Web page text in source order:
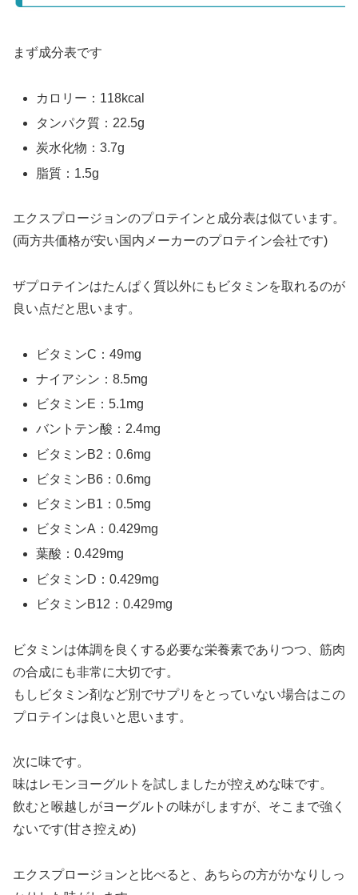
まず成分表です
カロリー：118kcal
タンパク質：22.5g
炭水化物：3.7g
脂質：1.5g
エクスプロージョンのプロテインと成分表は似ています。
(両方共価格が安い国内メーカーのプロテイン会社です)
ザプロテインはたんぱく質以外にもビタミンを取れるのが
良い点だと思います。
ビタミンC：49mg
ナイアシン：8.5mg
ビタミンE：5.1mg
バントテン酸：2.4mg
ビタミンB2：0.6mg
ビタミンB6：0.6mg
ビタミンB1：0.5mg
ビタミンA：0.429mg
葉酸：0.429mg
ビタミンD：0.429mg
ビタミンB12：0.429mg
ビタミンは体調を良くする必要な栄養素でありつつ、筋肉
の合成にも非常に大切です。
もしビタミン剤など別でサプリをとっていない場合はこの
プロテインは良いと思います。
次に味です。
味はレモンヨーグルトを試しましたが控えめな味です。
飲むと喉越しがヨーグルトの味がしますが、そこまで強く
ないです(甘さ控えめ)
エクスプロージョンと比べると、あちらの方がかなりしっ